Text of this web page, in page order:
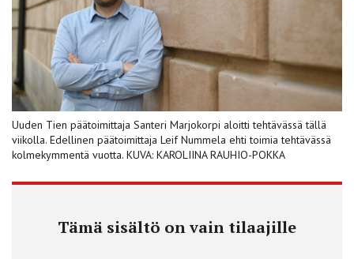
Uuden Tien päätoimittaja Santeri Marjokorpi aloitti tehtävässä tällä
viikolla. Edellinen päätoimittaja Leif Nummela ehti toimia tehtävässä
kolmekymmentä vuotta. KUVA: KAROLIINA RAUHIO-POKKA
Tämä sisältö on vain tilaajille